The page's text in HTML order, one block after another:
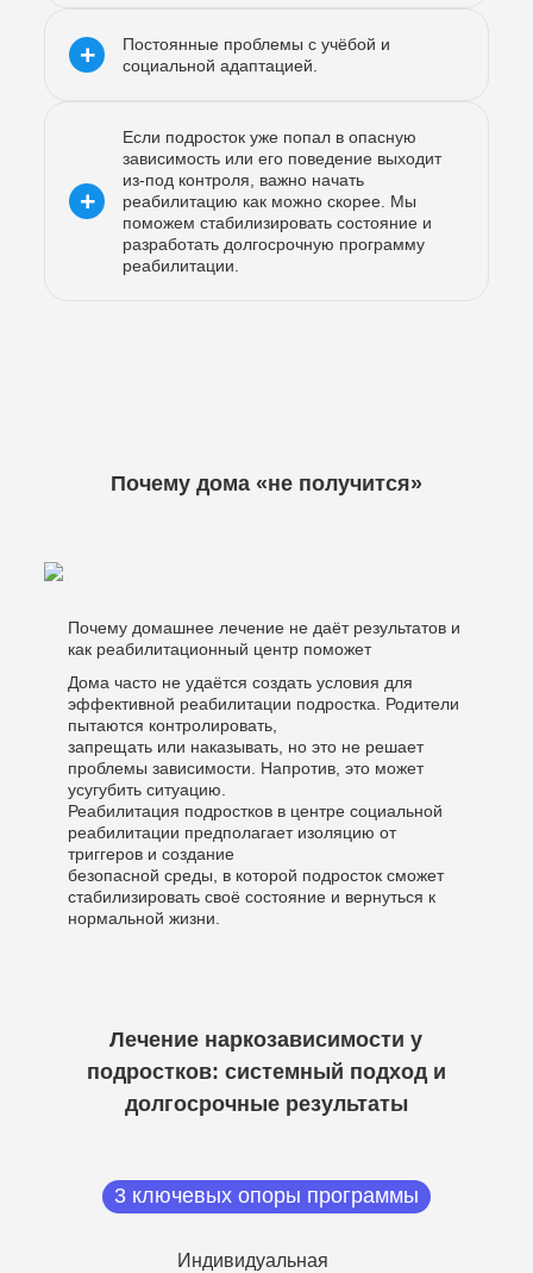
+
Постоянные проблемы с учёбой и
социальной адаптацией.
+
Если подросток уже попал в опасную
зависимость или его поведение выходит
из-под контроля, важно начать
реабилитацию как можно скорее. Мы
поможем стабилизировать состояние и
разработать долгосрочную программу
реабилитации.
Почему дома «не получится»
Почему домашнее лечение не даёт результатов и
как реабилитационный центр поможет
Дома часто не удаётся создать условия для
эффективной реабилитации подростка. Родители
пытаются контролировать,
запрещать или наказывать, но это не решает
проблемы зависимости. Напротив, это может
усугубить ситуацию.
Реабилитация подростков в центре социальной
реабилитации предполагает изоляцию от
триггеров и создание
безопасной среды, в которой подросток сможет
стабилизировать своё состояние и вернуться к
нормальной жизни.
Лечение наркозависимости у
подростков: системный подход и
долгосрочные результаты
3 ключевых опоры программы
Индивидуальная